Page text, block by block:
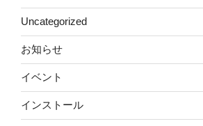
Uncategorized
お知らせ
イベント
インストール